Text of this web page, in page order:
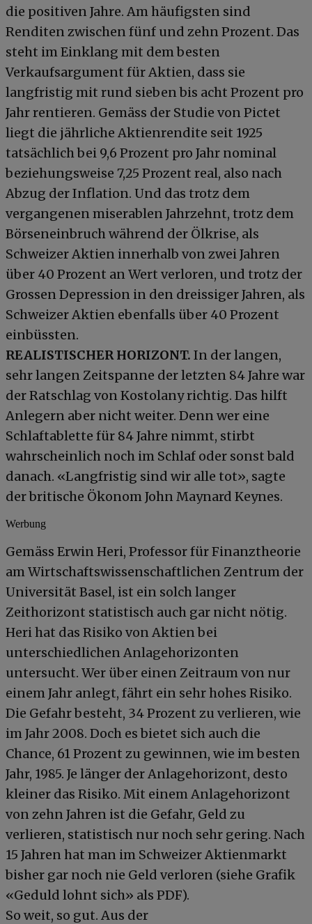
die positiven Jahre. Am häufigsten sind
Renditen zwischen fünf und zehn Prozent. Das
steht im Einklang mit dem besten
Verkaufsargument für Aktien, dass sie
langfristig mit rund sieben bis acht Prozent pro
Jahr rentieren. Gemäss der Studie von Pictet
liegt die jährliche Aktienrendite seit 1925
tatsächlich bei 9,6 Prozent pro Jahr nominal
beziehungsweise 7,25 Prozent real, also nach
Abzug der Inflation. Und das trotz dem
vergangenen miserablen Jahrzehnt, trotz dem
Börseneinbruch während der Ölkrise, als
Schweizer Aktien innerhalb von zwei Jahren
über 40 Prozent an Wert verloren, und trotz der
Grossen Depression in den dreissiger Jahren, als
Schweizer Aktien ebenfalls über 40 Prozent
einbüssten.
REALISTISCHER HORIZONT. In der langen,
sehr langen Zeitspanne der letzten 84 Jahre war
der Ratschlag von Kostolany richtig. Das hilft
Anlegern aber nicht weiter. Denn wer eine
Schlaftablette für 84 Jahre nimmt, stirbt
wahrscheinlich noch im Schlaf oder sonst bald
danach. «Langfristig sind wir alle tot», sagte
der britische Ökonom John Maynard Keynes.
Werbung
Gemäss Erwin Heri, Professor für Finanztheorie
am Wirtschaftswissenschaftlichen Zentrum der
Universität Basel, ist ein solch langer
Zeithorizont statistisch auch gar nicht nötig.
Heri hat das Risiko von Aktien bei
unterschiedlichen Anlagehorizonten
untersucht. Wer über einen Zeitraum von nur
einem Jahr anlegt, fährt ein sehr hohes Risiko.
Die Gefahr besteht, 34 Prozent zu verlieren, wie
im Jahr 2008. Doch es bietet sich auch die
Chance, 61 Prozent zu gewinnen, wie im besten
Jahr, 1985. Je länger der Anlagehorizont, desto
kleiner das Risiko. Mit einem Anlagehorizont
von zehn Jahren ist die Gefahr, Geld zu
verlieren, statistisch nur noch sehr gering. Nach
15 Jahren hat man im Schweizer Aktienmarkt
bisher gar noch nie Geld verloren (siehe Grafik
«Geduld lohnt sich» als PDF).
So weit, so gut. Aus der